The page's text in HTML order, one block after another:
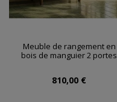
Meuble de rangement en
bois de manguier 2 portes
810,00 €